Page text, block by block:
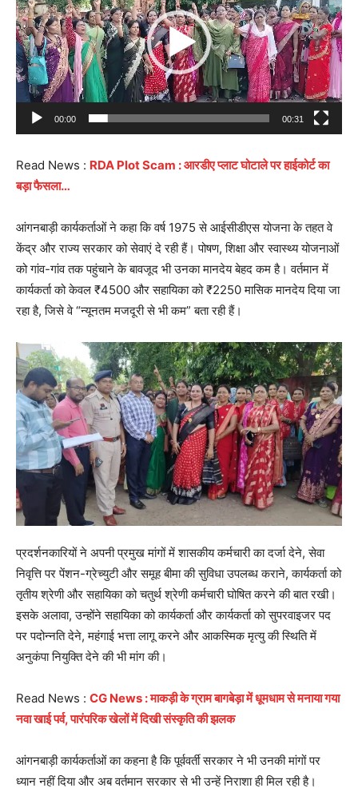
00:00 00:31
Read News : RDA Plot Scam : आरडीए प्लाट घोटाले पर हाईकोर्ट का
बड़ा फैसला…
आंगनबाड़ी कार्यकर्ताओं ने कहा कि वर्ष 1975 से आईसीडीएस योजना के तहत वे
केंद्र और राज्य सरकार को सेवाएं दे रही हैं। पोषण, शिक्षा और स्वास्थ्य योजनाओं
को गांव-गांव तक पहुंचाने के बावजूद भी उनका मानदेय बेहद कम है। वर्तमान में
कार्यकर्ता को केवल ₹4500 और सहायिका को ₹2250 मासिक मानदेय दिया जा
रहा है, जिसे वे “न्यूनतम मजदूरी से भी कम” बता रही हैं।
प्रदर्शनकारियों ने अपनी प्रमुख मांगों में शासकीय कर्मचारी का दर्जा देने, सेवा
निवृत्ति पर पेंशन-ग्रेच्युटी और समूह बीमा की सुविधा उपलब्ध कराने, कार्यकर्ता को
तृतीय श्रेणी और सहायिका को चतुर्थ श्रेणी कर्मचारी घोषित करने की बात रखी।
इसके अलावा, उन्होंने सहायिका को कार्यकर्ता और कार्यकर्ता को सुपरवाइजर पद
पर पदोन्नति देने, महंगाई भत्ता लागू करने और आकस्मिक मृत्यु की स्थिति में
अनुकंपा नियुक्ति देने की भी मांग की।
Read News : CG News : माकड़ी के ग्राम बागबेड़ा में धूमधाम से मनाया गया
नवा खाई पर्व, पारंपरिक खेलों में दिखी संस्कृति की झलक
आंगनबाड़ी कार्यकर्ताओं का कहना है कि पूर्ववर्ती सरकार ने भी उनकी मांगों पर
ध्यान नहीं दिया और अब वर्तमान सरकार से भी उन्हें निराशा ही मिल रही है।